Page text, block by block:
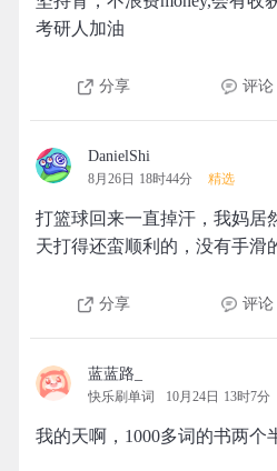
考研人加油
分享 评论
DanielShi
8月26日 18时44分 精选
打篮球回来一直掉汗，我妈居
天打得还蛮顺利的，没有手滑
分享 评论
蓝蓝路_
快乐刷单词 10月24日 13时7分
我的天啊，1000多词的书两个